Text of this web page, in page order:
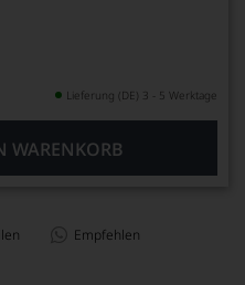
Lieferung (DE) 3 - 5 Werktage
WARENKORB
Empfehlen